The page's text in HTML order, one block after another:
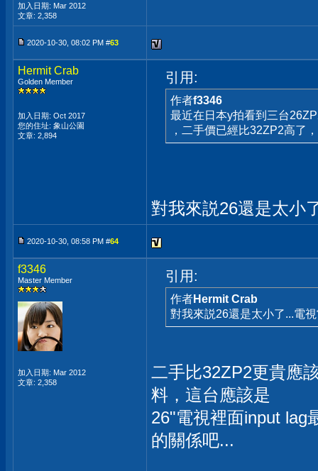
加入日期: Mar 2012
文章: 2,358
2020-10-30, 08:02 PM #63
Hermit Crab
Golden Member
加入日期: Oct 2017
您的住址: 象山公園
文章: 2,894
引用:
作者f3346
最近在日本y拍看到三台
，二手價已經比32ZP2高了
對我來説26還是太小
2020-10-30, 08:58 PM #64
f3346
Master Member
加入日期: Mar 2012
文章: 2,358
引用:
作者Hermit Crab
對我來説26還是太小了...電
二手比32ZP2更貴應
料，這台應該是
26"電視裡面input lag
的關係吧...